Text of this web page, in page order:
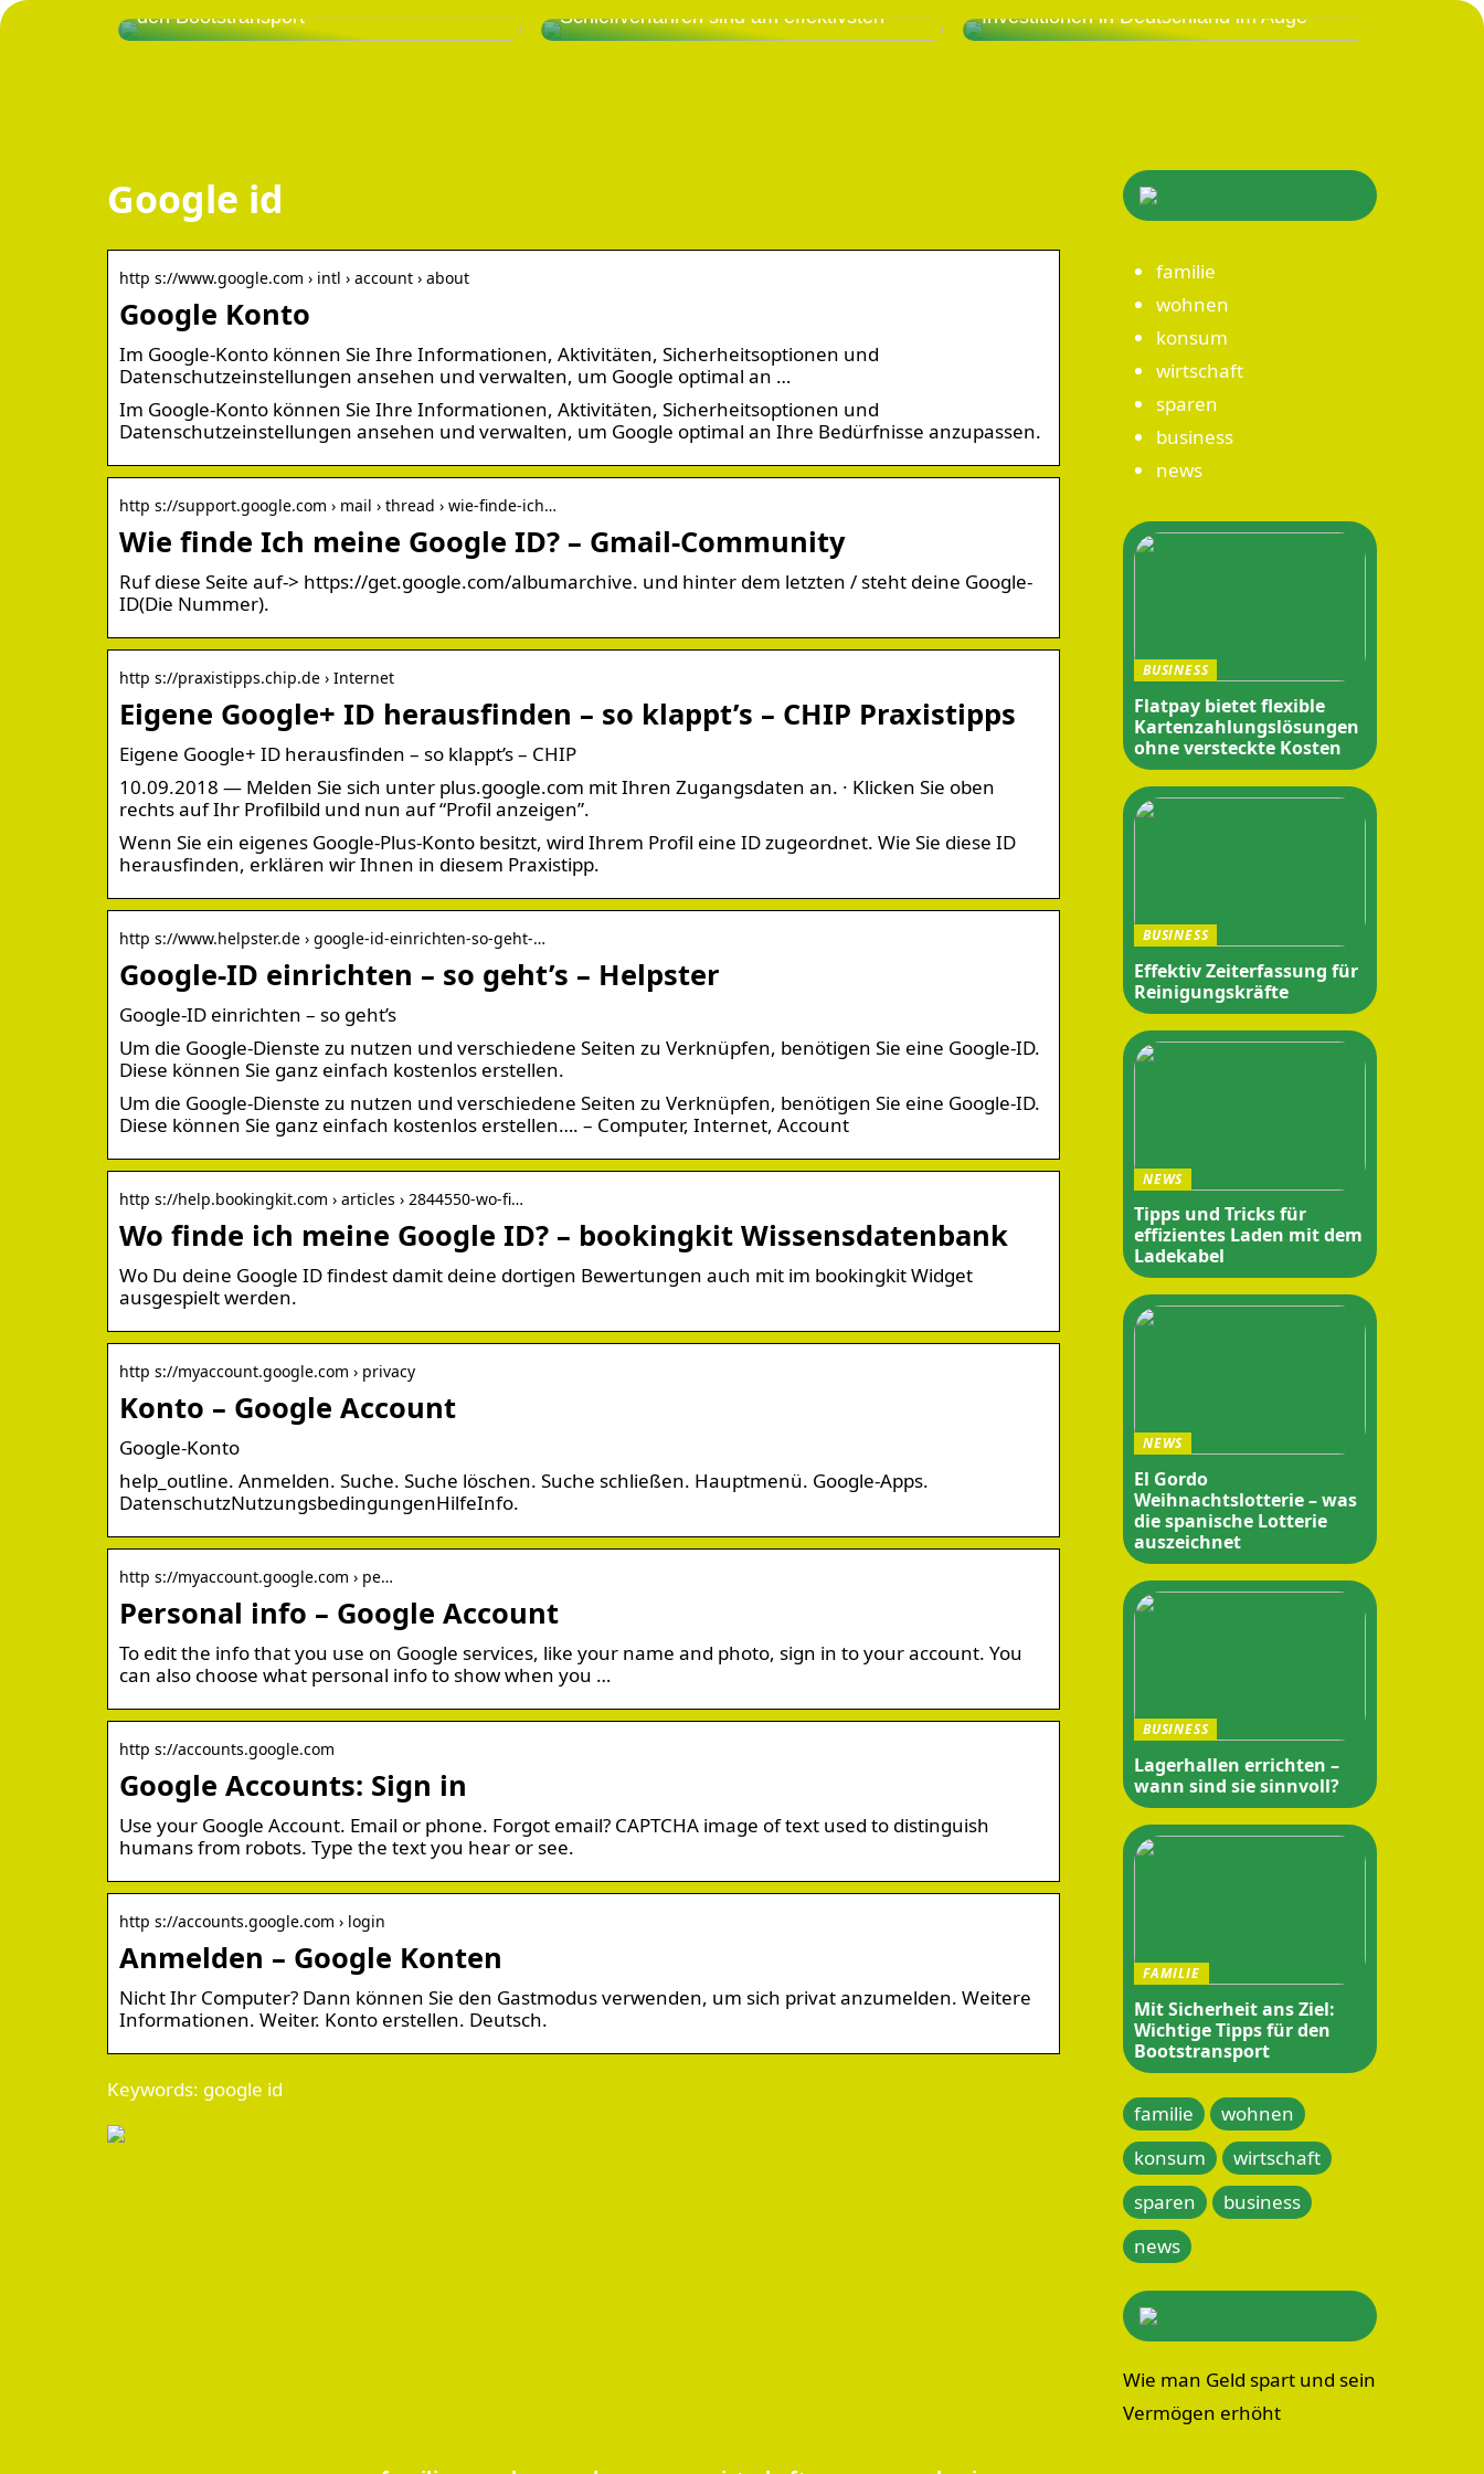
den Bootstransport
Schleifverfahren sind am effektivsten
Investitionen in Deutschland im Auge
Google id
http s://www.google.com › intl › account › about
Google Konto
Im Google-Konto können Sie Ihre Informationen, Aktivitäten, Sicherheitsoptionen und
Datenschutzeinstellungen ansehen und verwalten, um Google optimal an …
Im Google-Konto können Sie Ihre Informationen, Aktivitäten, Sicherheitsoptionen und
Datenschutzeinstellungen ansehen und verwalten, um Google optimal an Ihre Bedürfnisse anzupassen.
http s://support.google.com › mail › thread › wie-finde-ich…
Wie finde Ich meine Google ID? – Gmail-Community
Ruf diese Seite auf-> https://get.google.com/albumarchive. und hinter dem letzten / steht deine Google-
ID(Die Nummer).
http s://praxistipps.chip.de › Internet
Eigene Google+ ID herausfinden – so klappt’s – CHIP Praxistipps
Eigene Google+ ID herausfinden – so klappt’s – CHIP
10.09.2018 — Melden Sie sich unter plus.google.com mit Ihren Zugangsdaten an. · Klicken Sie oben
rechts auf Ihr Profilbild und nun auf “Profil anzeigen”.
Wenn Sie ein eigenes Google-Plus-Konto besitzt, wird Ihrem Profil eine ID zugeordnet. Wie Sie diese ID
herausfinden, erklären wir Ihnen in diesem Praxistipp.
http s://www.helpster.de › google-id-einrichten-so-geht-…
Google-ID einrichten – so geht’s – Helpster
Google-ID einrichten – so geht’s
Um die Google-Dienste zu nutzen und verschiedene Seiten zu Verknüpfen, benötigen Sie eine Google-ID.
Diese können Sie ganz einfach kostenlos erstellen.
Um die Google-Dienste zu nutzen und verschiedene Seiten zu Verknüpfen, benötigen Sie eine Google-ID.
Diese können Sie ganz einfach kostenlos erstellen…. – Computer, Internet, Account
http s://help.bookingkit.com › articles › 2844550-wo-fi…
Wo finde ich meine Google ID? – bookingkit Wissensdatenbank
Wo Du deine Google ID findest damit deine dortigen Bewertungen auch mit im bookingkit Widget
ausgespielt werden.
http s://myaccount.google.com › privacy
Konto – Google Account
Google-Konto
help_outline. Anmelden. Suche. Suche löschen. Suche schließen. Hauptmenü. Google-Apps.
DatenschutzNutzungsbedingungenHilfeInfo.
http s://myaccount.google.com › pe…
Personal info – Google Account
To edit the info that you use on Google services, like your name and photo, sign in to your account. You
can also choose what personal info to show when you …
http s://accounts.google.com
Google Accounts: Sign in
Use your Google Account. Email or phone. Forgot email? CAPTCHA image of text used to distinguish
humans from robots. Type the text you hear or see.
http s://accounts.google.com › login
Anmelden – Google Konten
Nicht Ihr Computer? Dann können Sie den Gastmodus verwenden, um sich privat anzumelden. Weitere
Informationen. Weiter. Konto erstellen. Deutsch.
Keywords: google id
familie
wohnen
konsum
wirtschaft
sparen
business
news
BUSINESS
Flatpay bietet flexible
Kartenzahlungslösungen
ohne versteckte Kosten
BUSINESS
Effektiv Zeiterfassung für
Reinigungskräfte
NEWS
Tipps und Tricks für
effizientes Laden mit dem
Ladekabel
NEWS
El Gordo
Weihnachtslotterie – was
die spanische Lotterie
auszeichnet
BUSINESS
Lagerhallen errichten –
wann sind sie sinnvoll?
FAMILIE
Mit Sicherheit ans Ziel:
Wichtige Tipps für den
Bootstransport
familie
wohnen
konsum
wirtschaft
sparen
business
news
Wie man Geld spart und sein
Vermögen erhöht